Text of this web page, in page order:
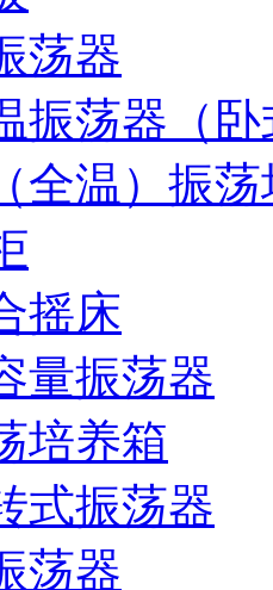
荡器
振荡器（卧
全温）振
摇床
量振荡器
培养箱
式振荡器
荡器